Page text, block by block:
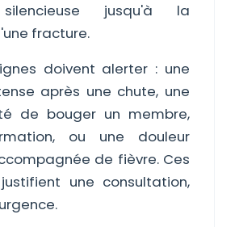
jusqu'à la
fracture.
doivent alerter : une
après une chute, une
de bouger un membre,
ou une douleur
de fièvre. Ces
une consultation,